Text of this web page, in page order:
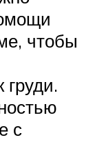
чтобы
груди.
с